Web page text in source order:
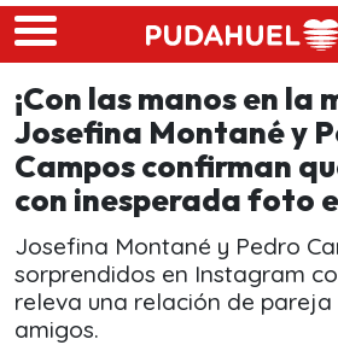
Skip to main content
¡Con las manos en la
Josefina Montané y
Campos confirman
con inesperada foto
Josefina Montané y Pedro
sorprendidos en Instagram
releva una relación de pareja
amigos.